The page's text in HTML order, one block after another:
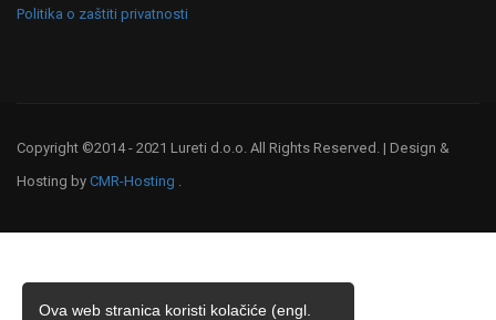
Politika o zaštiti privatnosti
Copyright ©2014 - 2021 Lureti d.o.o. All Rights Reserved. | Design &
Hosting by CMR-Hosting .
Ova web stranica koristi kolačiće (engl.